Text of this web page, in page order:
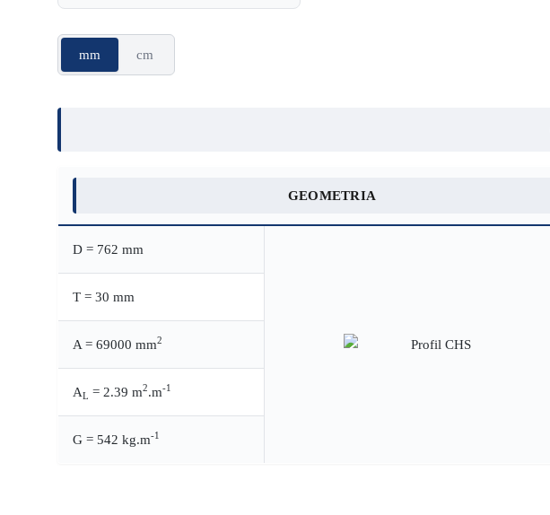
mm cm
GEOMETRIA
D = 762 mm
T = 30 mm
A = 69000 mm2
AL = 2.39 m2.m-1
G = 542 kg.m-1